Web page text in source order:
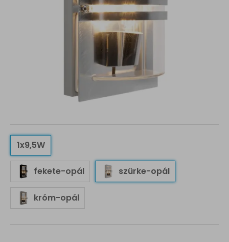
1x9,5W
fekete-opál szürke-opál
króm-opál